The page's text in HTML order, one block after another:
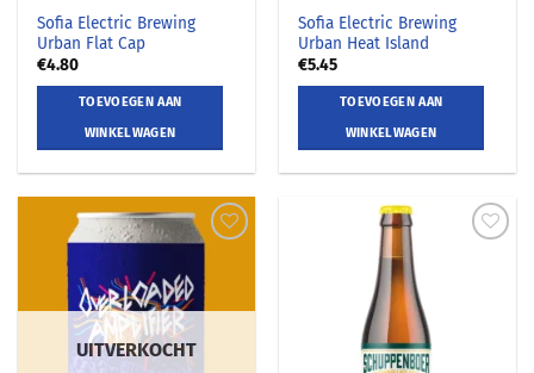
Sofia Electric Brewing
Urban Flat Cap
€4.80
TOEVOEGEN AAN
WINKELWAGEN
Sofia Electric Brewing
Urban Heat Island
€5.45
TOEVOEGEN AAN
WINKELWAGEN
UITVERKOCHT